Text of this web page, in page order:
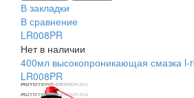
В закладки
В сравнение
LR008PR
Нет в наличии
400мл высокопроникающая смазка l-
LR008PR